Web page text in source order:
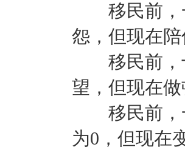
移民前，
怨，但现在
移民前，
望，但现在
移民前，
为0，但现在